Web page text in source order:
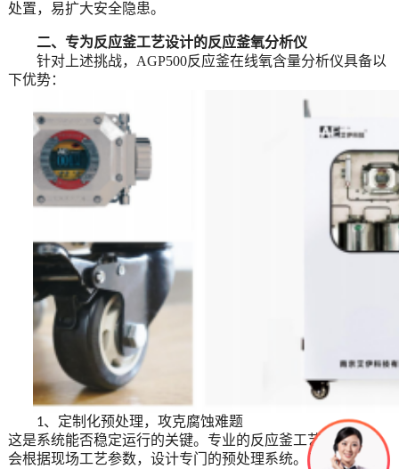
处置，易扩大安全隐患。
二、 专为反应釜工艺设计的反应釜氧分析仪
针对上述挑战， AGP500反应釜在线氧含量分析仪具备以
下优势：
1、 定制化预处理，攻克腐蚀难题
这是系统能否稳定运行的关键。专业的反应釜工艺氧分析仪
会根据现场工艺参数，设计专门的预处理系统。 艾伊科技